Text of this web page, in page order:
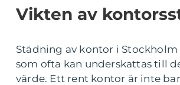
Vikten av
Städning av kontor i Stockholm
som ofta kan underskattas till
värde. Ett rent kontor är inte